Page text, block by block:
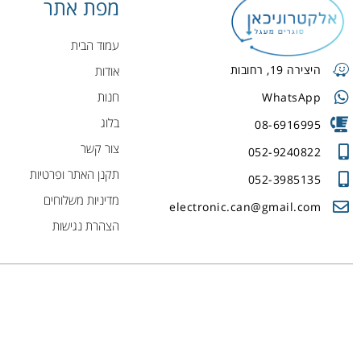
היצירה 19, רחובות
WhatsApp
08-6916995
052-9240822
052-3985135
electronic.can@gmail.com
מפת אתר
עמוד הבית
אודות
חנות
בלוג
צור קשר
תקנן האתר ופרטיות
מדיניות משלוחים
הצהרת נגישות